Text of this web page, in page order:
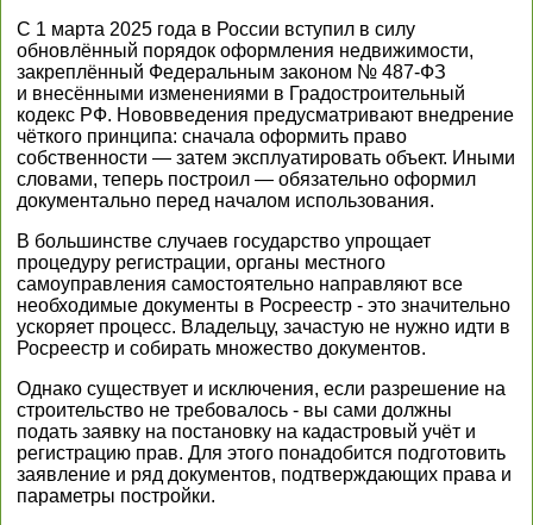
С 1 марта 2025 года в России вступил в силу
обновлённый порядок оформления недвижимости,
закреплённый Федеральным законом № 487-ФЗ
и внесёнными изменениями в Градостроительный
кодекс РФ. Нововведения предусматривают внедрение
чёткого принципа: сначала оформить право
собственности — затем эксплуатировать объект. Иными
словами, теперь построил — обязательно оформил
документально перед началом использования.
В большинстве случаев государство упрощает
процедуру регистрации, органы местного
самоуправления самостоятельно направляют все
необходимые документы в Росреестр - это значительно
ускоряет процесс. Владельцу, зачастую не нужно идти в
Росреестр и собирать множество документов.
Однако существует и исключения, если разрешение на
строительство не требовалось - вы сами должны
подать заявку на постановку на кадастровый учёт и
регистрацию прав. Для этого понадобится подготовить
заявление и ряд документов, подтверждающих права и
параметры постройки.